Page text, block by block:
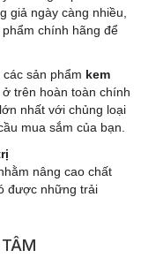
giả ngày càng nhiều,
chính hãng để
sản phẩm kem
trên hoàn toàn chính
nhất với chủng loại
mua sắm của bạn.
nâng cao chất
được những trải